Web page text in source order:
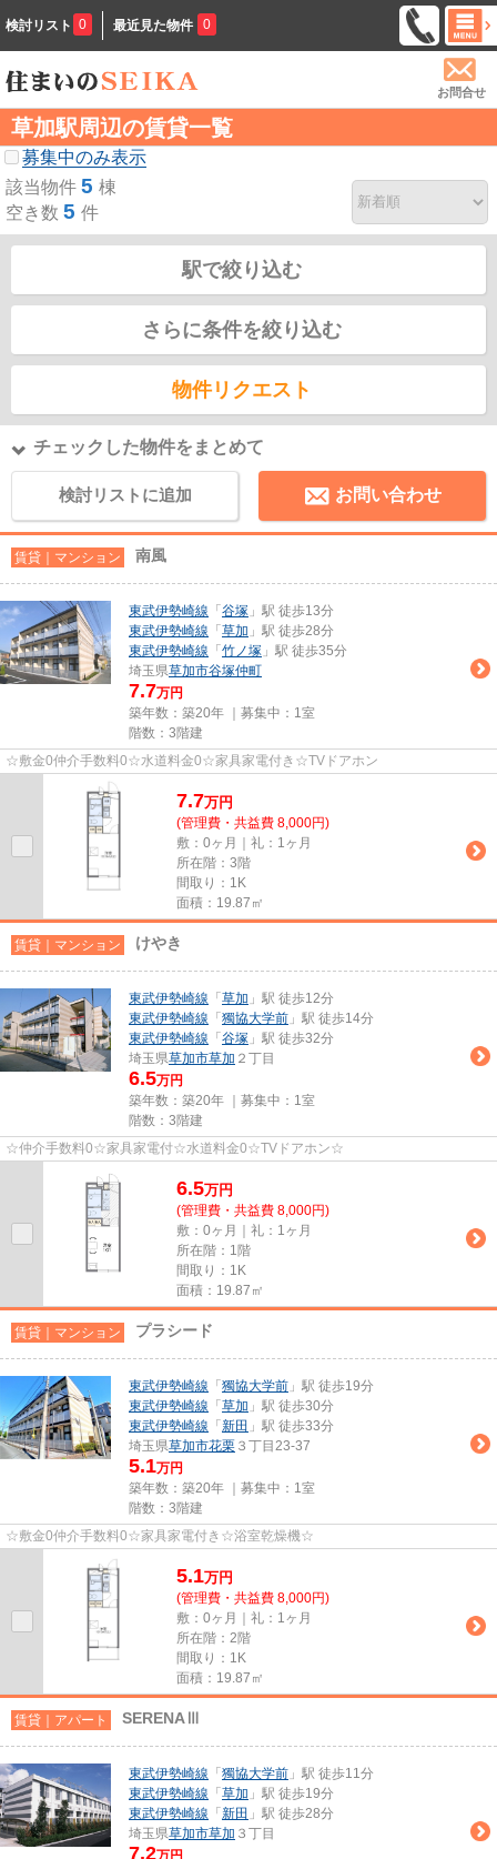
検討リスト 0 最近見た物件 0
お問合せ
草加駅周辺の賃貸一覧
募集中のみ表示
該当物件 5 棟
空き数 5 件
駅で絞り込む
さらに条件を絞り込む
物件リクエスト
チェックした物件をまとめて
検討リストに追加 お問い合わせ
賃貸｜マンション 南風
東武伊勢崎線 「 谷塚 」駅 徒歩13分
東武伊勢崎線 「 草加 」駅 徒歩28分
東武伊勢崎線 「 竹ノ塚 」駅 徒歩35分
埼玉県草加市谷塚仲町
7.7万円
築年数：築20年 ｜募集中： 1室
階数：3階建
☆敷金0仲介手数料0☆水道料金0☆家具家電付き☆TVドアホン
7.7万円
(管理費・共益費 8,000円)
敷：0ヶ月｜礼：1ヶ月
所在階：3階
間取り：1K
面積：19.87㎡
賃貸｜マンション けやき
東武伊勢崎線 「 草加 」駅 徒歩12分
東武伊勢崎線 「 獨協大学前 」駅 徒歩14分
東武伊勢崎線 「 谷塚 」駅 徒歩32分
埼玉県草加市草加 ２丁目
6.5万円
築年数：築20年 ｜募集中： 1室
階数：3階建
☆仲介手数料0☆家具家電付☆水道料金0☆TVドアホン☆
6.5万円
(管理費・共益費 8,000円)
敷：0ヶ月｜礼：1ヶ月
所在階：1階
間取り：1K
面積：19.87㎡
賃貸｜マンション プラシード
東武伊勢崎線 「 獨協大学前 」駅 徒歩19分
東武伊勢崎線 「 草加 」駅 徒歩30分
東武伊勢崎線 「 新田 」駅 徒歩33分
埼玉県草加市花栗 ３丁目23-37
5.1万円
築年数：築20年 ｜募集中： 1室
階数：3階建
☆敷金0仲介手数料0☆家具家電付き☆浴室乾燥機☆
5.1万円
(管理費・共益費 8,000円)
敷：0ヶ月｜礼：1ヶ月
所在階：2階
間取り：1K
面積：19.87㎡
賃貸｜アパート SERENAⅢ
東武伊勢崎線 「 獨協大学前 」駅 徒歩11分
東武伊勢崎線 「 草加 」駅 徒歩19分
東武伊勢崎線 「 新田 」駅 徒歩28分
埼玉県草加市草加 ３丁目
7.2万円